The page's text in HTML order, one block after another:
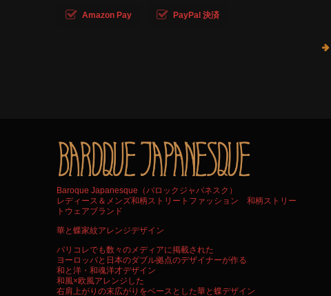
Amazon Pay PayPal 決済
Baroque Japanesque（バロックジャパネスク）
レディース＆メンズ和柄ストリートファッション 和柄ストリー
トウェアブランド
華と蝶家紋アレンジデザイン
パリコレでも数々のメディアに掲載された
ヨーロッパと日本のダブル拠点のデザイナーが作る
和と洋・和魂洋才デザイン
和風×欧風アレンジした
右肩上がりの末広がりをベースとした華と蝶デザイン